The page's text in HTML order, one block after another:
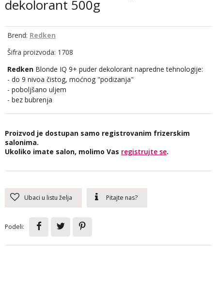
dekolorant 500g
Brend: Redken
Šifra proizvoda: 1708
Redken Blonde IQ 9+ puder dekolorant napredne tehnologije:
- do 9 nivoa čistog, moćnog "podizanja"
- poboljšano uljem
- bez bubrenja
Proizvod je dostupan samo registrovanim frizerskim
salonima.
Ukoliko imate salon, molimo Vas registrujte se.
Ubaci u listu želja Pitajte nas?
Podeli: